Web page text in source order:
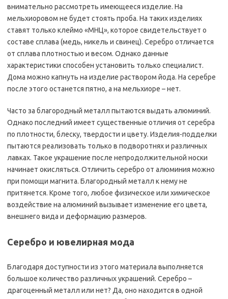
внимательно рассмотреть имеющееся изделие. На
мельхиоровом не будет стоять проба. На таких изделиях
ставят только клеймо «МНЦ», которое свидетельствует о
составе сплава (медь, никель и свинец). Серебро отличается
от сплава плотностью и весом. Однако данные
характеристики способен установить только специалист.
Дома можно капнуть на изделие раствором йода. На серебре
после этого останется пятно, а на мельхиоре – нет.
Часто за благородный металл пытаются выдать алюминий.
Однако последний имеет существенные отличия от серебра
по плотности, блеску, твердости и цвету. Изделия-подделки
пытаются реализовать только в подворотнях и различных
лавках. Такое украшение после непродолжительной носки
начинает окисляться. Отличить серебро от алюминия можно
при помощи магнита. Благородный металл к нему не
притянется. Кроме того, любое физическое или химическое
воздействие на алюминий вызывает изменение его цвета,
внешнего вида и деформацию размеров.
Серебро и ювелирная мода
Благодаря доступности из этого материала выполняется
большое количество различных украшений. Серебро –
драгоценный металл или нет? Да, оно находится в одной